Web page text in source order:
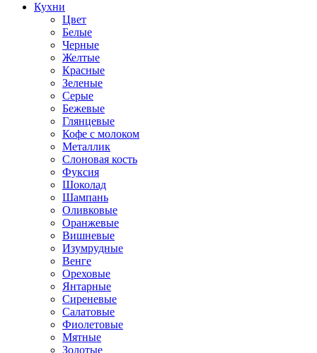
Кухни
Цвет
Белые
Черные
Желтые
Красные
Зеленые
Серые
Бежевые
Глянцевые
Кофе с молоком
Металлик
Слоновая кость
Фуксия
Шоколад
Шампань
Оливковые
Оранжевые
Вишневые
Изумрудные
Венге
Ореховые
Янтарные
Сиреневые
Салатовые
Фиолетовые
Мятные
Золотые